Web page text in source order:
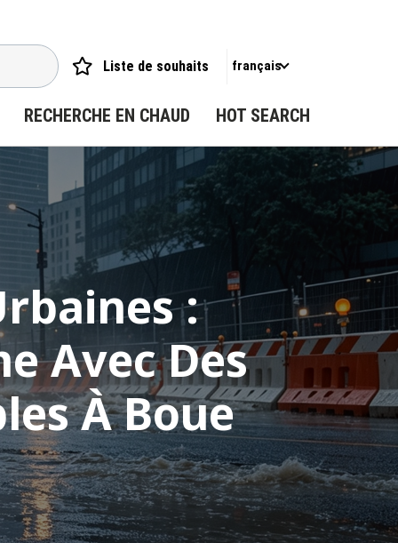
Liste de souhaits français
RECHERCHE EN CHAUD HOT SEARCH
:
Avec Des
À Boue